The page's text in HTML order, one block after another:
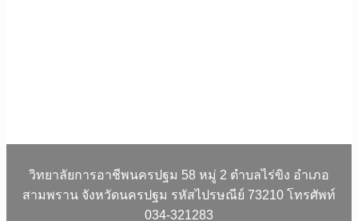
วิทยาลัยการอาชีพนครปฐม 58 หมู่ 2 ตำบลไร่ขิง อำเภอ
สามพราน จังหวัดนครปฐม รหัสไปรษณีย์ 73210 โทรศัพท์
034-321283